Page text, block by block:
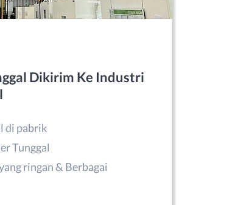
Dikirim Ke Industri
di pabrik
Tunggal
ringan & Berbagai